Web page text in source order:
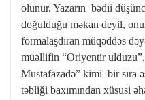
olunur. Yazarın bədii
doğulduğu məkan deyil,
formalaşdıran müqəddəs
müəllifin “Oriyentir
Mustafazadə” kimi bir sıra
təbliği baxımından xüsusi